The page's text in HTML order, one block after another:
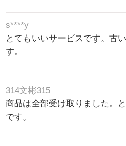
s****y
とてもいいサービスです。古
す。
314文彬315
商品は全部受け取りました。
です。